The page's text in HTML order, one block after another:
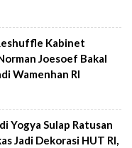
Kabinet
Joesoef Bakal
Wamenhan RI
Yogya Sulap Ratusan
Jadi Dekorasi HUT RI,